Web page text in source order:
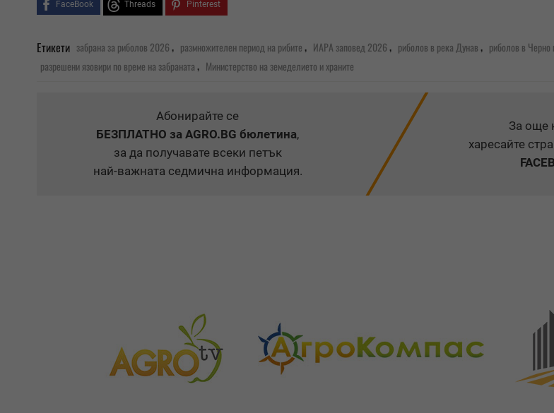
FaceBook Threads Pinterest
Етикети забрана за риболов 2026, размножителен период на рибите, ИАРА заповед 2026, риболов в река Дунав, риболов в Черно
разрешени язовири по време на забраната, Министерство на земеделието и храните
Абонирайте се
БЕЗПЛАТНО за AGRO.BG бюлетина,
за да получавате всеки петък
най-важната седмична информация.
За още
харесайте